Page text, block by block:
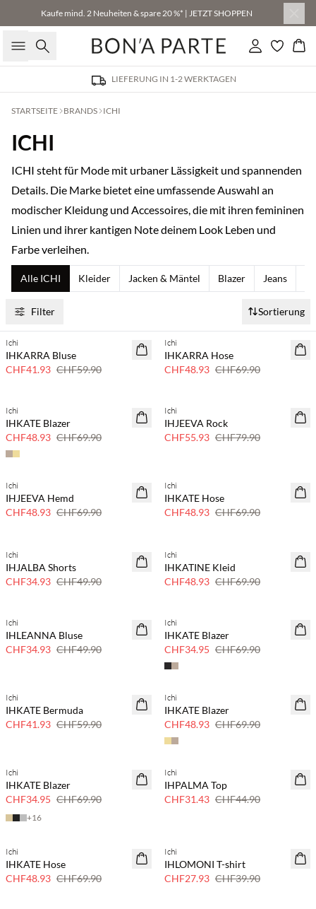
Kaufe mind. 2 Neuheiten & spare 20 %* | JETZT SHOPPEN
Suche Einloggen
LIEFERUNG IN 1-2 WERKTAGEN
STARTSEITE BRANDS ICHI
ICHI
ICHI steht für Mode mit urbaner Lässigkeit und spannenden
Details. Die Marke bietet eine umfassende Auswahl an
modischer Kleidung und Accessoires, die mit ihren femininen
Linien und ihrer kantigen Note deinem Look Leben und
Farbe verleihen.
Alle ICHI Kleider Jacken & Mäntel Blazer Jeans
Filter Sortierung
SAVE20
Ichi
IHKARRA Bluse
CHF41.93 CHF59.90
SAVE20
Ichi
IHKARRA Hose
CHF48.93 CHF69.90
SAVE20
Ichi
IHKATE Blazer
CHF48.93 CHF69.90
SAVE20
Ichi
IHJEEVA Rock
CHF55.93 CHF79.90
SAVE20
Ichi
IHJEEVA Hemd
CHF48.93 CHF69.90
SAVE20
Ichi
IHKATE Hose
CHF48.93 CHF69.90
SAVE20
Ichi
IHJALBA Shorts
CHF34.93 CHF49.90
SAVE20
Ichi
IHKATINE Kleid
CHF48.93 CHF69.90
SAVE20
Ichi
IHLEANNA Bluse
CHF34.93 CHF49.90
SAVE20
Ichi
IHKATE Blazer
CHF34.95 CHF69.90
SAVE20
Ichi
IHKATE Bermuda
CHF41.93 CHF59.90
SAVE20
Ichi
IHKATE Blazer
CHF48.93 CHF69.90
SAVE20
Ichi
IHKATE Blazer
CHF34.95 CHF69.90
+16
SAVE20
Ichi
IHPALMA Top
CHF31.43 CHF44.90
SAVE20
Ichi
IHKATE Hose
CHF48.93 CHF69.90
SAVE20
Ichi
IHLOMONI T-shirt
CHF27.93 CHF39.90